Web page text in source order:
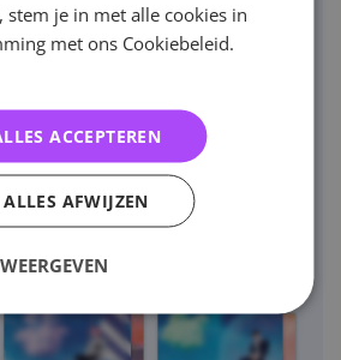
stem je in met alle cookies in
met ons Cookiebeleid.
ACCEPTEREN
ALLES AFWIJZEN